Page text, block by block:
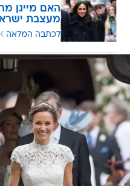
האם מייגן
מעצבת
לכתבה המלאה